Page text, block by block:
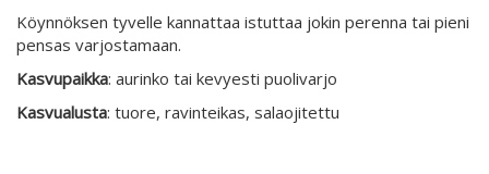
Köynnöksen tyvelle kannattaa istuttaa jokin perenna tai pieni
pensas varjostamaan.
Kasvupaikka: aurinko tai kevyesti puolivarjo
Kasvualusta: tuore, ravinteikas, salaojitettu